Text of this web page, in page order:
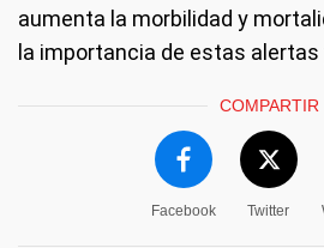
aumenta la morbilidad y
la importancia de estas
COMPARTIR
Facebook Twitter